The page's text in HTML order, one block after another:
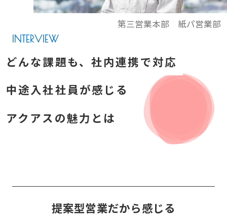
第三営業本部 紙パ営業部
INTERVIEW
どんな課題も、社内連携で対応
中途入社社員が感じる
アクアスの魅力とは
提案型営業だから感じる